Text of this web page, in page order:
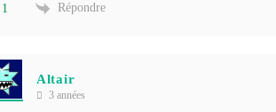
1 Répondre
Altair
3 années